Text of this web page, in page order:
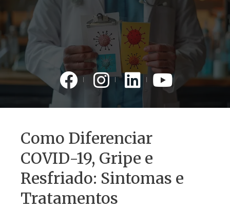
Como Diferenciar
COVID-19, Gripe e
Resfriado: Sintomas e
Tratamentos